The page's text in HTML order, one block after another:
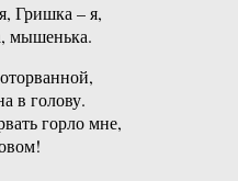
Гришка – я,
мышенька.
в голову.
горло мне,